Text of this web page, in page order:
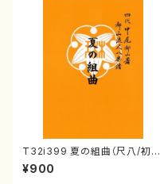
T32i399 夏の組曲（尺八/初代
山川園松/楽譜）都山流公刊楽譜
曲番:2104
¥900